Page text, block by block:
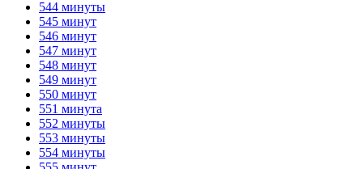
544 минуты
545 минут
546 минут
547 минут
548 минут
549 минут
550 минут
551 минута
552 минуты
553 минуты
554 минуты